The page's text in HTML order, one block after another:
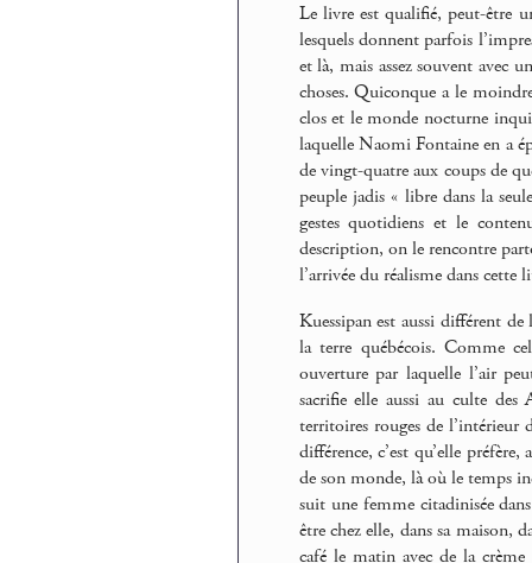
Le livre est qualifié, peut-être
lesquels donnent parfois
et là, mais assez souvent avec
choses. Quiconque a le
clos et le monde nocturne
laquelle Naomi Fontaine en a
de vingt-quatre aux coups de
peuple jadis « libre dans la
gestes quotidiens et le
description, on le rencontre
l’arrivée du réalisme dans cette
Kuessipan est aussi différent
la terre québécois. Comme
ouverture par laquelle l’air
sacrifie elle aussi au culte
territoires rouges de l’intérieur
différence, c’est qu’elle
de son monde, là où le temps
suit une femme citadinisée
être chez elle, dans sa maison,
café le matin avec de la